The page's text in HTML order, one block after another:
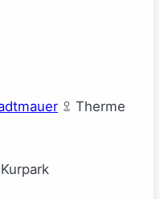
Therme
Kurpark